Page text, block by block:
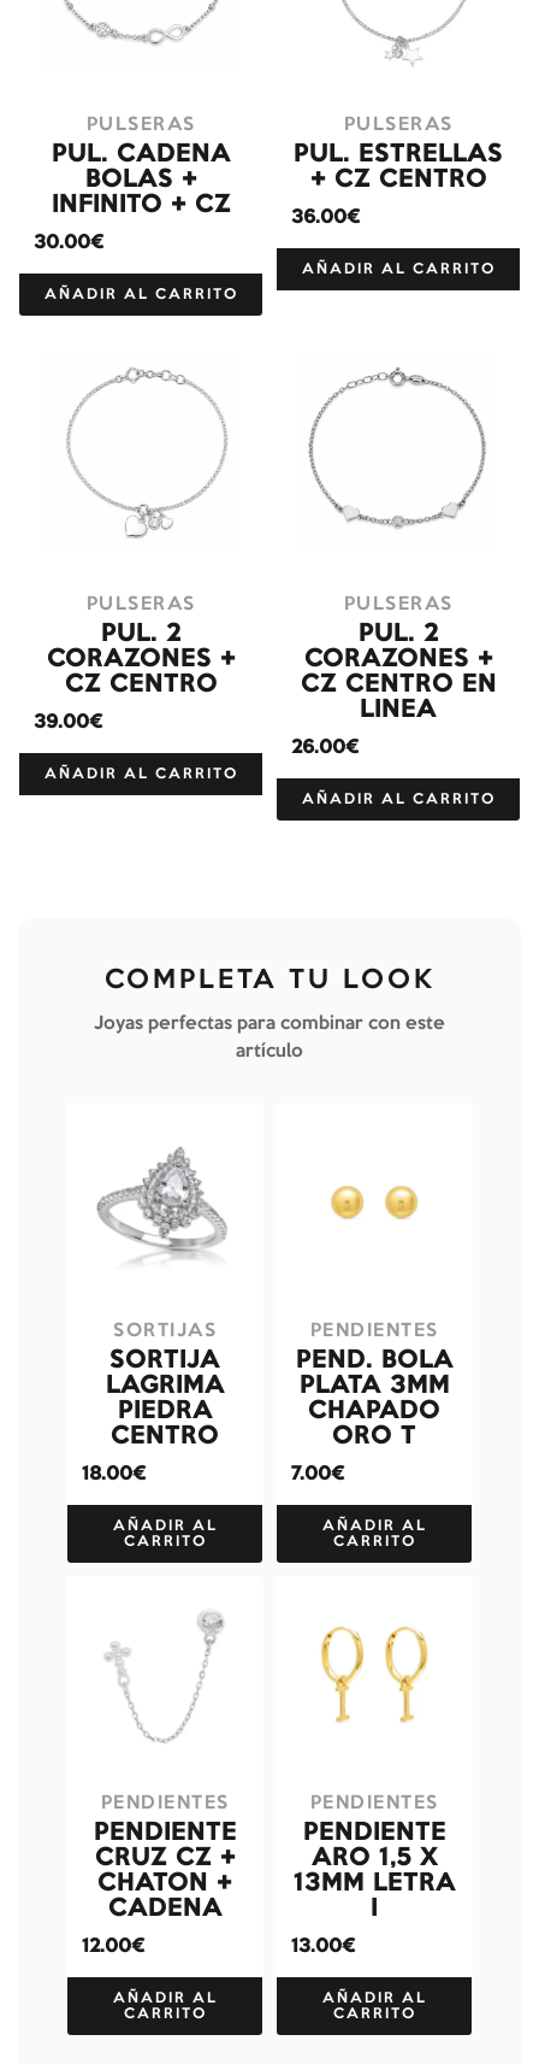
PULSERAS
PUL. CADENA
BOLAS +
INFINITO + CZ
30.00€
AÑADIR AL CARRITO
PULSERAS
PUL. ESTRELLAS
+ CZ CENTRO
36.00€
AÑADIR AL CARRITO
PULSERAS
PUL. 2
CORAZONES +
CZ CENTRO
39.00€
AÑADIR AL CARRITO
PULSERAS
PUL. 2
CORAZONES +
CZ CENTRO EN
LINEA
26.00€
AÑADIR AL CARRITO
COMPLETA TU LOOK
Joyas perfectas para combinar con este
artículo
SORTIJAS
SORTIJA
LAGRIMA
PIEDRA
CENTRO
18.00€
AÑADIR AL
CARRITO
PENDIENTES
PEND. BOLA
PLATA 3MM
CHAPADO
ORO T
7.00€
AÑADIR AL
CARRITO
PENDIENTES
PENDIENTE
CRUZ CZ +
CHATON +
CADENA
12.00€
AÑADIR AL
CARRITO
PENDIENTES
PENDIENTE
ARO 1,5 X
13MM LETRA
13.00€
AÑADIR AL
CARRITO